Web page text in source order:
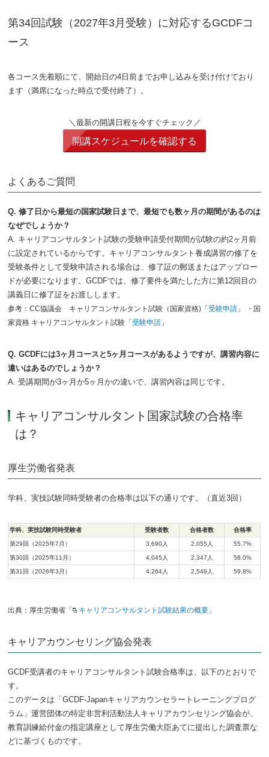
第34回試験（2027年3月受験）に対応するGCDFコ
ース
各コース先着順にて、開始日の4日前までお申し込みを受け付けており
ます（満席になった時点で受付終了）。
＼最新の開講日程を今すぐチェック／
開講スケジュールを確認する
よくあるご質問
Q. 修了日から最短の国家試験日まで、最短でも数ヶ月の期間があるのは
なぜでしょうか？
A. キャリアコンサルタント試験の受験申請受付期間が試験の約2ヶ月前
に設定されているからです。キャリアコンサルタント養成講習の修了を
受験条件として受験申請される場合は、修了証の郵送またはアップロー
ドが必要になります。GCDFでは、修了要件を満たした方に第12回目の
講義日に修了証をお渡しします。
参考：CC協議会 キャリアコンサルタント試験（国家資格)「受験申請 」 ・国
家資格 キャリアコンサルタント試験「受験申請 」
Q. GCDFには3ヶ月コースと5ヶ月コースがあるようですが、講習内容に
違いはあるのでしょうか？
A. 受講期間が3ヶ月か5ヶ月かの違いで、講習内容は同じです。
キャリアコンサルタント国家試験の合格率
は？
厚生労働省発表
学科、実技試験同時受験者の合格率は以下の通りです。（直近3回）
学科、実技試験同時受験者 受験者数 合格者数 合格率
第29回（2025年7月） 3,690人 2,055人 55.7%
第30回（2025年11月） 4,045人 2,347人 58.0%
第31回（2026年3月） 4,264人 2,549人 59.8%
出典：厚生労働省「 キャリアコンサルタント試験結果の概要 」
キャリアカウンセリング協会発表
GCDF受講者のキャリアコンサルタント試験合格率は、以下のとおりで
す。
このデータは「GCDF-Japanキャリアカウンセラートレーニングプログ
ラム」運営団体の特定非営利活動法人キャリアカウンセリング協会が、
教育訓練給付金の指定講座として厚生労働大臣あてに提出した調査票な
どに基づくものです。